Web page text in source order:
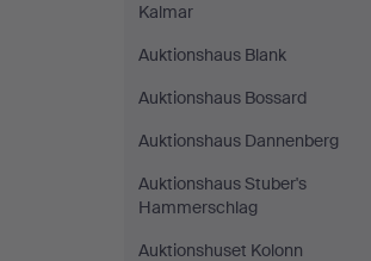
Kalmar
Auktionshaus Blank
Auktionshaus Bossard
Auktionshaus Dannenberg
Auktionshaus Stuber's
Hammerschlag
Auktionshuset Kolonn